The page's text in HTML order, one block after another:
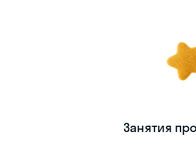
Занятия